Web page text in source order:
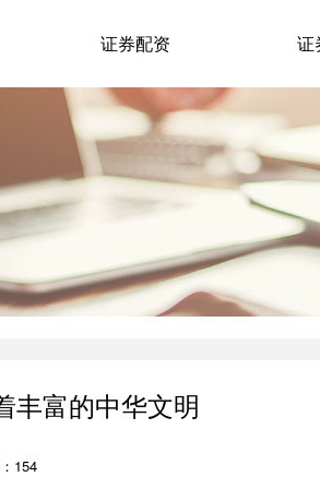
证券配资 证
丰富的中华文明
154